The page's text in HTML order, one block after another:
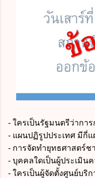
- ใครเป็นรัฐมนตรีว่ากา
- แผนปฏิรูปประเทศ มีกี่แ
- การจัดทำยุทธศาสตร์ช
- บุคคลใดเป็นผู้ประเมิน
- ใครเป็นผู้จัดตั้งศูนย์บริก